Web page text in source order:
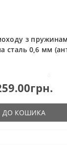
з
сталь 0,6 мм
ДО КОШИКА